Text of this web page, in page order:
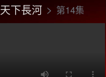
天下長河 第14集